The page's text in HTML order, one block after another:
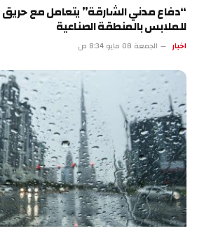
“دفاع مدني الشارقة” يتعامل مع
للملابس بالمنطقة الصناعية
اخبار الجمعة 08 مايو 8:34 ص